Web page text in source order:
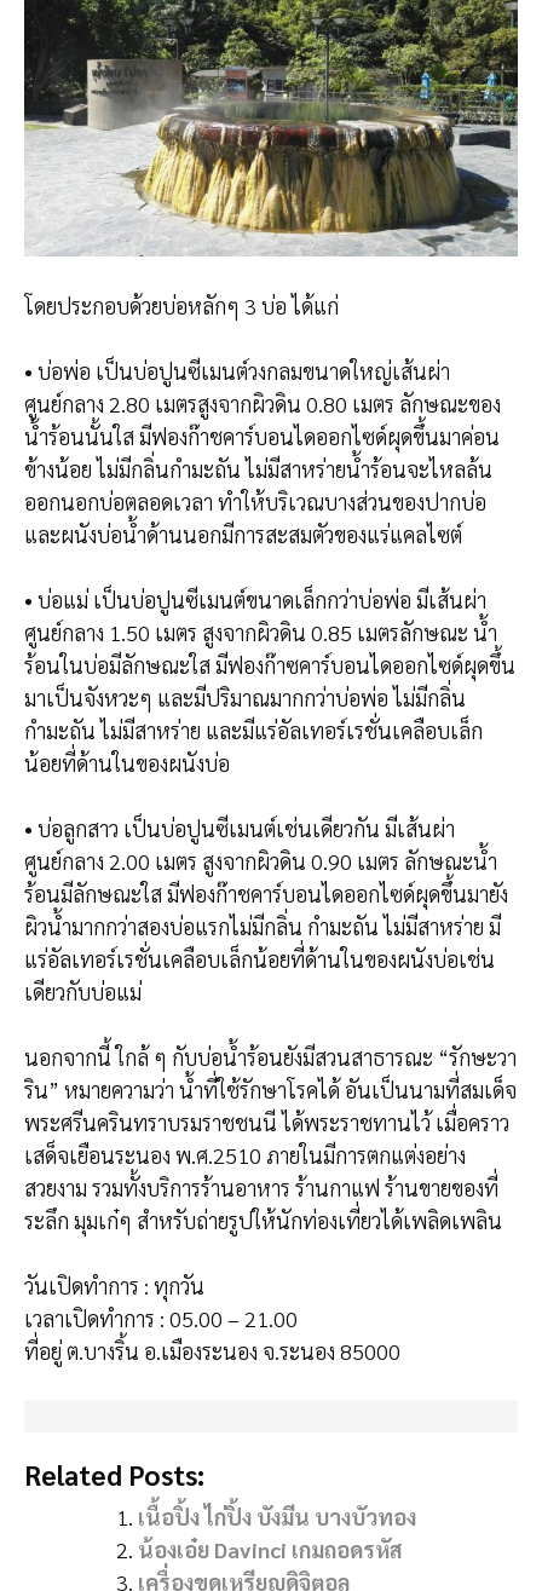
โดยประกอบด้วยบ่อหลักๆ 3 บ่อ ได้แก่
• บ่อพ่อ เป็นบ่อปูนซีเมนต์วงกลมขนาดใหญ่เส้นผ่า
ศูนย์กลาง 2.80 เมตรสูงจากผิวดิน 0.80 เมตร ลักษณะของ
น้ำร้อนนั้นใส มีฟองก๊าชคาร์บอนไดออกไซด์ผุดขึ้นมาค่อน
ข้างน้อย ไม่มีกลิ่นกำมะถัน ไม่มีสาหร่ายน้ำร้อนจะไหลล้น
ออกนอกบ่อตลอดเวลา ทำให้บริเวณบางส่วนของปากบ่อ
และผนังบ่อน้ำด้านนอกมีการสะสมตัวของแร่แคลไซต์
• บ่อแม่ เป็นบ่อปูนซีเมนต์ขนาดเล็กกว่าบ่อพ่อ มีเส้นผ่า
ศูนย์กลาง 1.50 เมตร สูงจากผิวดิน 0.85 เมตรลักษณะ น้ำ
ร้อนในบ่อมีลักษณะใส มีฟองก๊าซคาร์บอนไดออกไซด์ผุดขึ้น
มาเป็นจังหวะๆ และมีปริมาณมากกว่าบ่อพ่อ ไม่มีกลิ่น
กำมะถัน ไม่มีสาหร่าย และมีแร่อัลเทอร์เรชั่นเคลือบเล็ก
น้อยที่ด้านในของผนังบ่อ
• บ่อลูกสาว เป็นบ่อปูนซีเมนต์เช่นเดียวกัน มีเส้นผ่า
ศูนย์กลาง 2.00 เมตร สูงจากผิวดิน 0.90 เมตร ลักษณะน้ำ
ร้อนมีลักษณะใส มีฟองก๊าชคาร์บอนไดออกไซด์ผุดขึ้นมายัง
ผิวน้ำมากกว่าสองบ่อแรกไม่มีกลิ่น กำมะถัน ไม่มีสาหร่าย มี
แร่อัลเทอร์เรชั่นเคลือบเล็กน้อยที่ด้านในของผนังบ่อเช่น
เดียวกับบ่อแม่
นอกจากนี้ ใกล้ ๆ กับบ่อน้ำร้อนยังมีสวนสาธารณะ “รักษะวา
ริน” หมายความว่า น้ำที่ใช้รักษาโรคได้ อันเป็นนามที่สมเด็จ
พระศรีนครินทราบรมราชชนนี ได้พระราชทานไว้ เมื่อคราว
เสด็จเยือนระนอง พ.ศ.2510 ภายในมีการตกแต่งอย่าง
สวยงาม รวมทั้งบริการร้านอาหาร ร้านกาแฟ ร้านขายของที่
ระลึก มุมเก๋ๆ สำหรับถ่ายรูปให้นักท่องเที่ยวได้เพลิดเพลิน
วันเปิดทำการ : ทุกวัน
เวลาเปิดทำการ : 05.00 – 21.00
ที่อยู่ ต.บางริ้น อ.เมืองระนอง จ.ระนอง 85000‎
Related Posts:
เนื้อปิ้ง ไก่ปิ้ง บังมีน บางบัวทอง
น้องเอ๋ย Davinci เกมถอดรหัส
เครื่องขุดเหรียญดิจิตอล